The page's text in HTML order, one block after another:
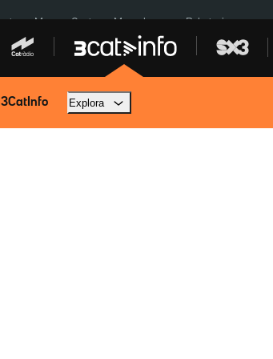
Menors Ceuta Mercabarna Robatoris coure
3CatInfo Explora